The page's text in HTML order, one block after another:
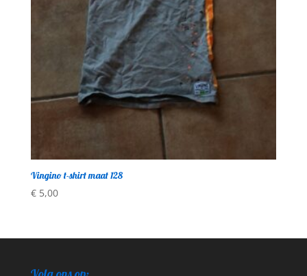
Vingino t-shirt maat 128
€5,00